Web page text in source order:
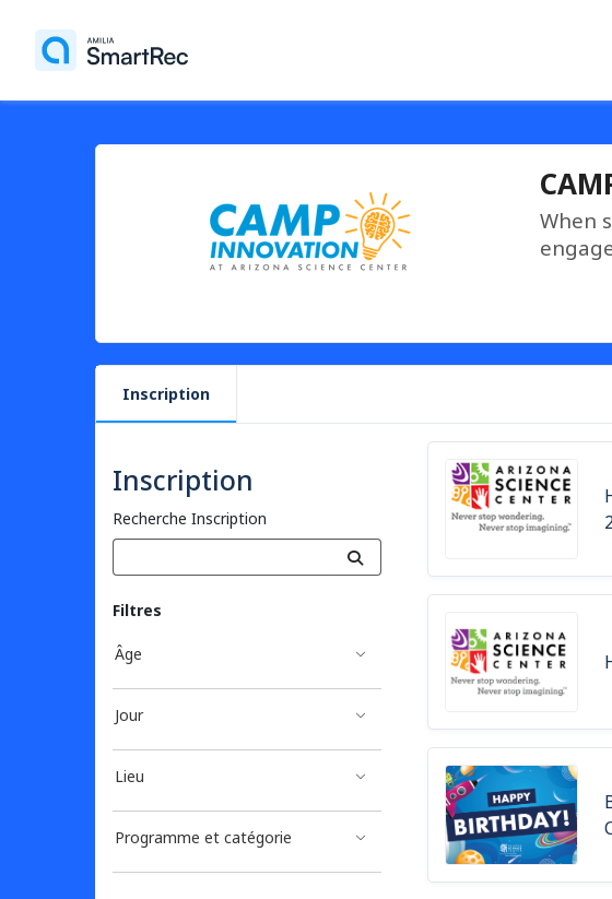
When
Inscription
Inscription
Recherche Inscription
Filtres
Âge
Jour
Lieu
Programme et catégorie